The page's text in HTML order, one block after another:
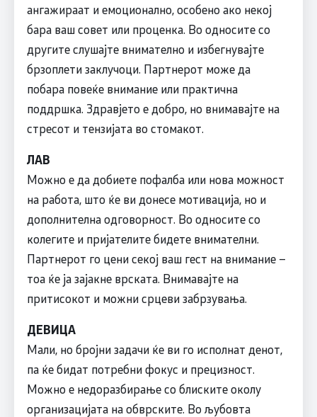
ангажираат и емоционално, особено ако некој
бара ваш совет или проценка. Во односите со
другите слушајте внимателно и избегнувајте
брзоплети заклучоци. Партнерот може да
побара повеќе внимание или практична
поддршка. Здравјето е добро, но внимавајте на
стресот и тензијата во стомакот.
ЛАВ
Можно е да добиете пофалба или нова можност
на работа, што ќе ви донесе мотивација, но и
дополнителна одговорност. Во односите со
колегите и пријателите бидете внимателни.
Партнерот го цени секој ваш гест на внимание –
тоа ќе ја зајакне врската. Внимавајте на
притисокот и можни срцеви забрзувања.
ДЕВИЦА
Мали, но бројни задачи ќе ви го исполнат денот,
па ќе бидат потребни фокус и прецизност.
Можно е недоразбирање со блиските околу
организацијата на обврските. Во љубовта